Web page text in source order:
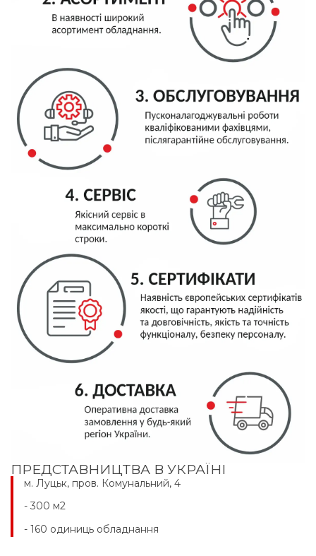
ПРЕДСТАВНИЦТВА В УКРАЇНІ
м. Луцьк, пров. Комунальний, 4
- 300 м2
- 160 одиниць обладнання